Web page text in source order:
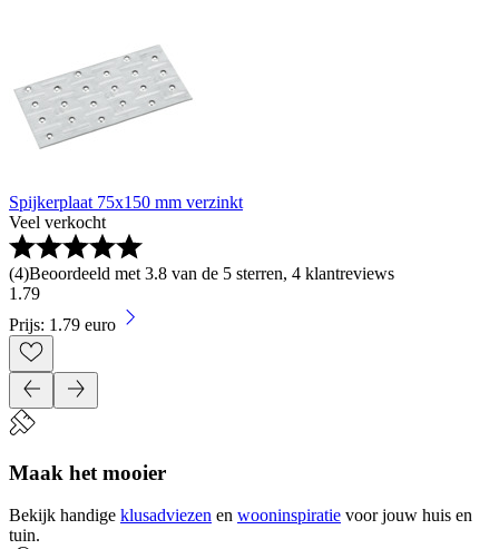
Spijkerplaat 75x150 mm verzinkt
Veel verkocht
(4)Beoordeeld met 3.8 van de 5 sterren, 4 klantreviews
1 .79
Prijs: 1.79 euro
Maak het mooier
Bekijk handige klusadviezen en wooninspiratie voor jouw huis en
tuin.